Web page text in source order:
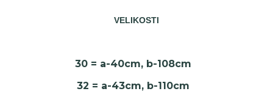
VELIKOSTI
30 = a-40cm, b-108cm
32 = a-43cm, b-110cm